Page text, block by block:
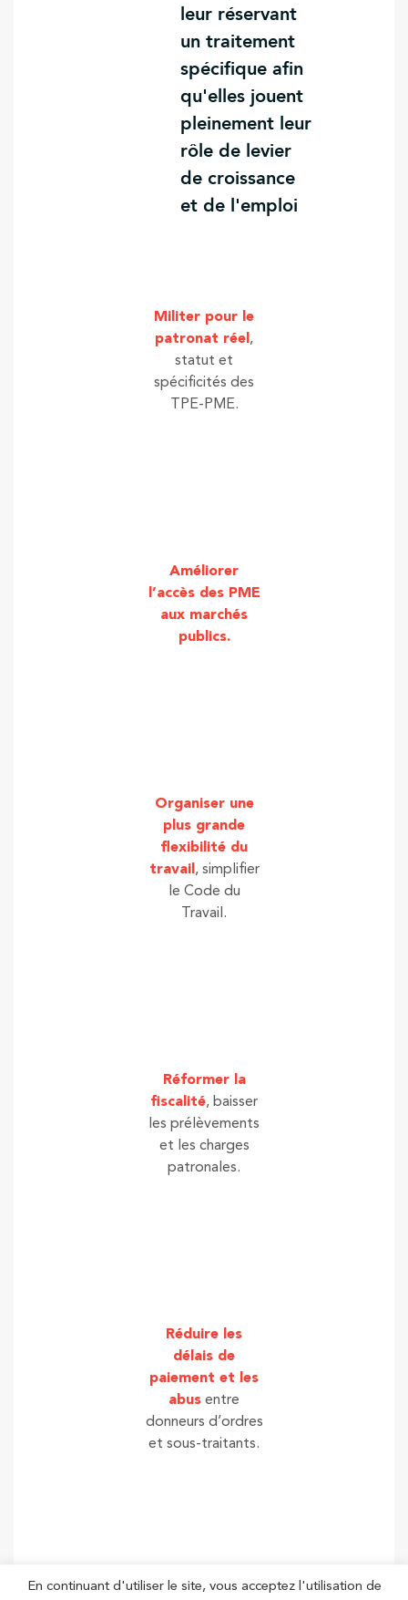
leur réservant
un traitement
spécifique afin
qu'elles jouent
pleinement leur
rôle de levier
de croissance
et de l'emploi
Militer pour le
patronat réel ,
statut et
spécificités des
TPE-PME.
Améliorer
l’accès des PME
aux marchés
publics.
Organiser une
plus grande
flexibilité du
travail , simplifier
le Code du
Travail.
Réformer la
fiscalité, baisser
les prélèvements
et les charges
patronales.
Réduire les
délais de
paiement et les
abus entre
donneurs d’ordres
et sous-traitants.
En continuant d'utiliser le site, vous acceptez l'utilisation de